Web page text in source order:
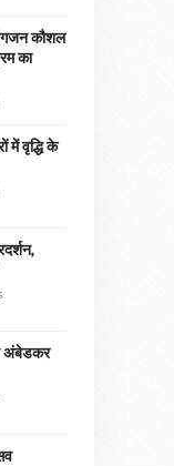
कौशल
का
में वृद्धि के
अंबेडकर